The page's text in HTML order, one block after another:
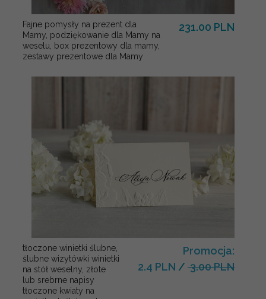
Fajne pomysły na prezent dla
Mamy, podziękowanie dla Mamy na
weselu, box prezentowy dla mamy,
zestawy prezentowe dla Mamy
231.00 PLN
tłoczone winietki ślubne,
ślubne wizytówki winietki
na stół weselny, złote
lub srebrne napisy
tłoczone kwiaty na
Promocja:
2.4 PLN / 3.00 PLN